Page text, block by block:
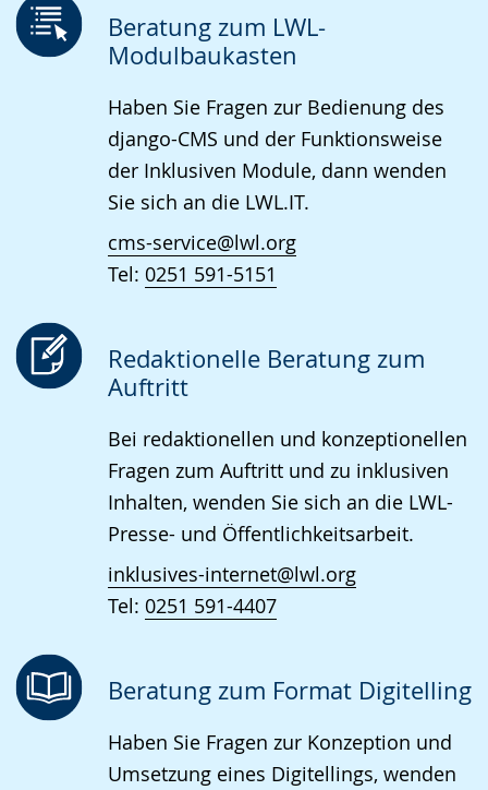
wird
angezeigt.
Beratung zum LWL-
Modulbaukasten
Haben Sie Fragen zur Bedienung des
django-CMS und der Funktionsweise
der Inklusiven Module, dann wenden
Sie sich an die LWL.IT.
cms-service@lwl.org
Tel: 0251 591-5151
Redaktionelle Beratung zum
Auftritt
Bei redaktionellen und konzeptionellen
Fragen zum Auftritt und zu inklusiven
Inhalten, wenden Sie sich an die LWL-
Presse- und Öffentlichkeitsarbeit.
inklusives-internet@lwl.org
Tel: 0251 591-4407
Beratung zum Format Digitelling
Haben Sie Fragen zur Konzeption und
Umsetzung eines Digitellings, wenden